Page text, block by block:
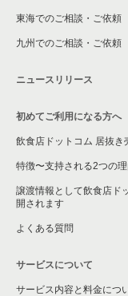
さいたま市見沼区
春日部市の飲食店
さいたま市岩槻区の
狭山市の飲食店の居
さいたま市中央区
さいたま市桜区の飲
加須市の飲食店の
入間郡の飲食店の
東海でのご相談・ご依頼
九州でのご相談・ご依頼
ニュースリリース
初めてご利用になる方へ
飲食店ドットコム 居抜き
特徴〜支持される2つの
譲渡情報として飲食店ド
開されます
よくある質問
サービスについて
サービス内容と料金につ